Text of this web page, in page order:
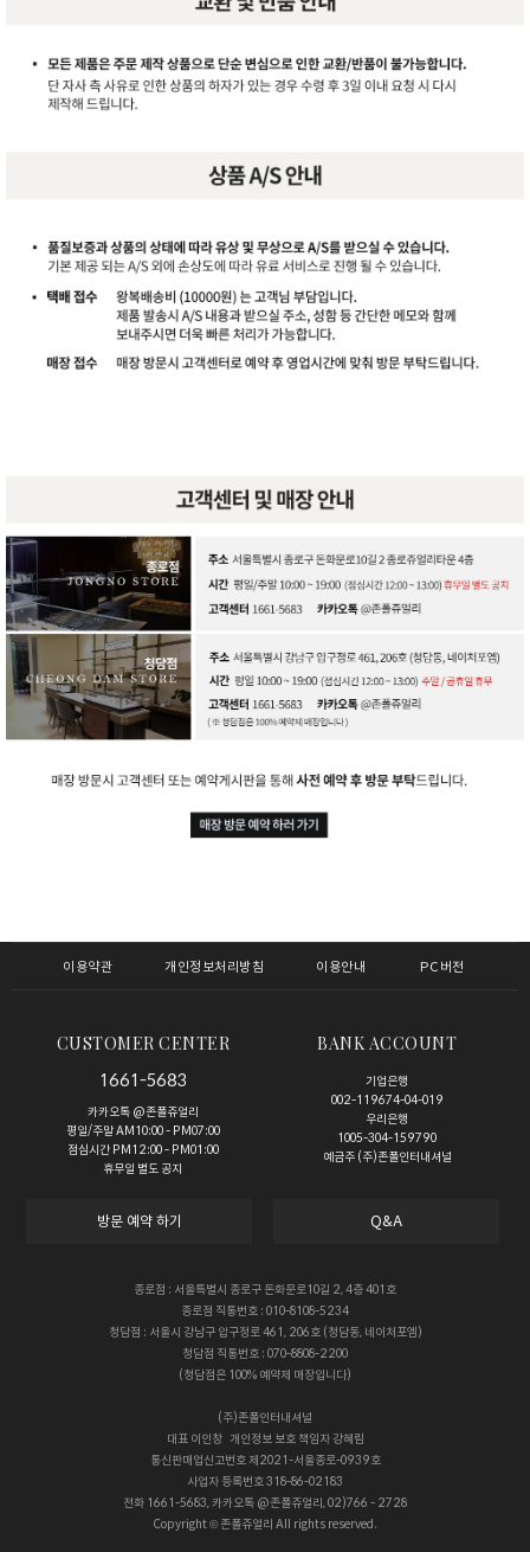
이용약관 개인정보처리방침 이용안내 PC버전
CUSTOMER CENTER
1661-5683
카카오톡 @존폴쥬얼리
평일/주말 AM10:00 - PM07:00
점심시간 PM12:00 - PM01:00
휴무일 별도 공지
BANK ACCOUNT
기업은행
002-119674-04-019
우리은행
1005-304-159790
예금주 (주)존폴인터내셔널
방문 예약 하기 Q&A
종로점 : 서울특별시 종로구 돈화문로10길 2, 4층 401호
종로점 직통번호 : 010-8108-5234
청담점 : 서울시 강남구 압구정로 461, 206호 (청담동, 네이처포엠)
청담점 직통번호 : 070-8808-2200
(청담점은 100% 예약제 매장입니다)
(주)존폴인터내셔널
대표 이인창 개인정보 보호 책임자강혜림
통신판매업신고번호제2021-서울종로-0939호
사업자 등록번호 318-86-02183
전화 1661-5683, 카카오톡 @존폴쥬얼리, 02)766 - 2728
Copyright © 존폴쥬얼리 All rights reserved.